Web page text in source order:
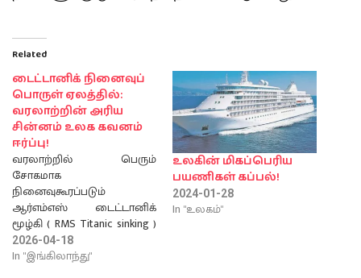
Related
டைட்டானிக் நினைவுப்
பொருள் ஏலத்தில்:
வரலாற்றின் அரிய
சின்னம் உலக கவனம்
ஈர்ப்பு!
வரலாற்றில் பெரும்
சோகமாக
நினைவுகூரப்படும்
ஆர்எம்எஸ் டைட்டானிக்
மூழ்கி ( RMS Titanic sinking )
சம்பவத்துடன் தொடர்புடைய
ஒரு அரிய பொருள்
2026-04-18
In "இங்கிலாந்து"
உலகின் மிகப்பெரிய
பயணிகள் கப்பல்!
2024-01-28
In "உலகம்"